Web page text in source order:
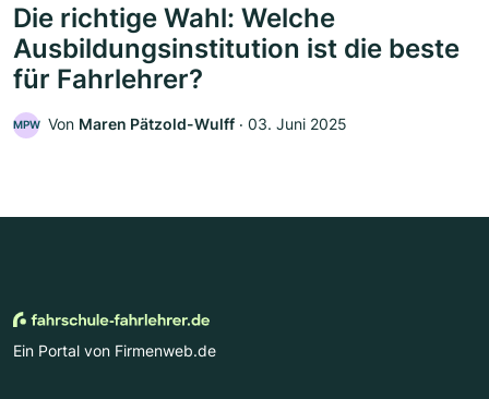
Die richtige Wahl: Welche
Ausbildungsinstitution ist die beste
für Fahrlehrer?
MPW Von Maren Pätzold-Wulff ‧ 03. Juni 2025
Ein Portal von Firmenweb.de